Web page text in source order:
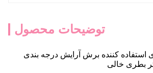
توضیحات محصول
کننده برش آرایش درجه بندی